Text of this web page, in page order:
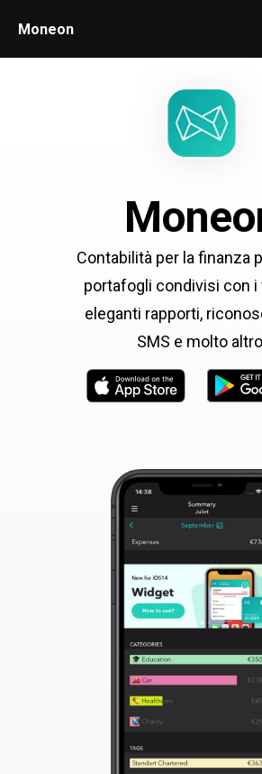
Moneon
Contabilità per la finanza
portafogli condivisi con i
eleganti rapporti,
SMS e molto